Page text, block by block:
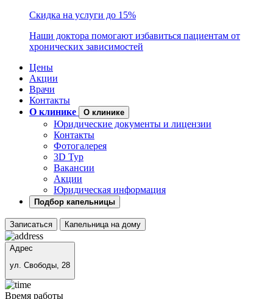
Скидка на услуги до 15%
Наши доктора помогают избавиться пациентам от
хронических зависимостей
Цены
Акции
Врачи
Контакты
О клинике
О клинике
Юридические документы и лицензии
Контакты
Фотогалерея
3D Тур
Вакансии
Акции
Юридическая информация
Подбор капельницы
Записаться Капельница на дому
Адрес
ул. Свободы, 28
Время работы